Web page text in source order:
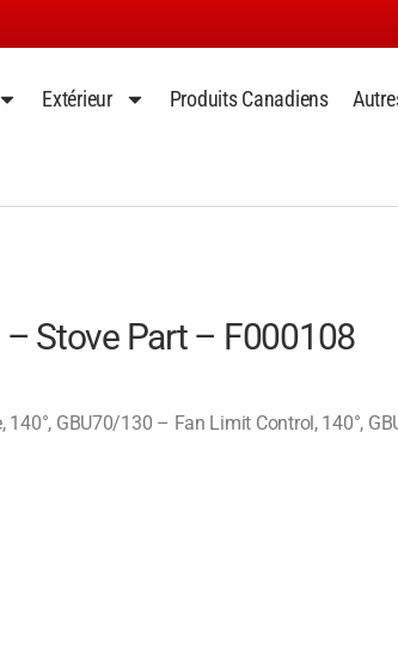
Extérieur Produits Canadiens
Stove Part – F000108
140°, GBU70/130 – Fan Limit Control, 140°,